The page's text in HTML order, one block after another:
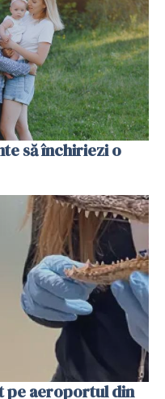
să închiriezi o
pe aeroportul din